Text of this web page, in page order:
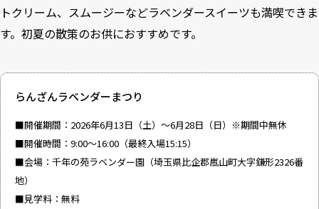
トクリーム、スムージーなどラベンダースイーツも満喫できま
す。初夏の散策のお供におすすめです。
らんざんラベンダーまつり
■開催期間：2026年6月13日（土）～6月28日（日）※期間中無休
■開催時間：9:00～16:00（最終入場15:15）
■会場：千年の苑ラベンダー園（埼玉県比企郡嵐山町大字鎌形2326番
地）
■見学料：無料